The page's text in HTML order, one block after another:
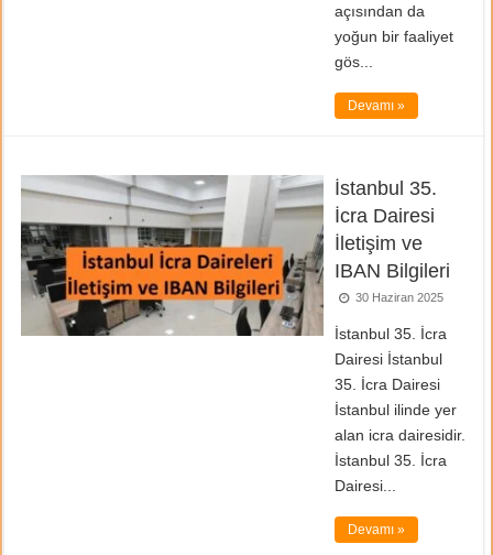
açısından da
yoğun bir faaliyet
gös...
Devamı »
İstanbul 35.
İcra Dairesi
İletişim ve
IBAN Bilgileri
30 Haziran 2025
İstanbul 35. İcra
Dairesi İstanbul
35. İcra Dairesi
İstanbul ilinde yer
alan icra dairesidir.
İstanbul 35. İcra
Dairesi...
Devamı »